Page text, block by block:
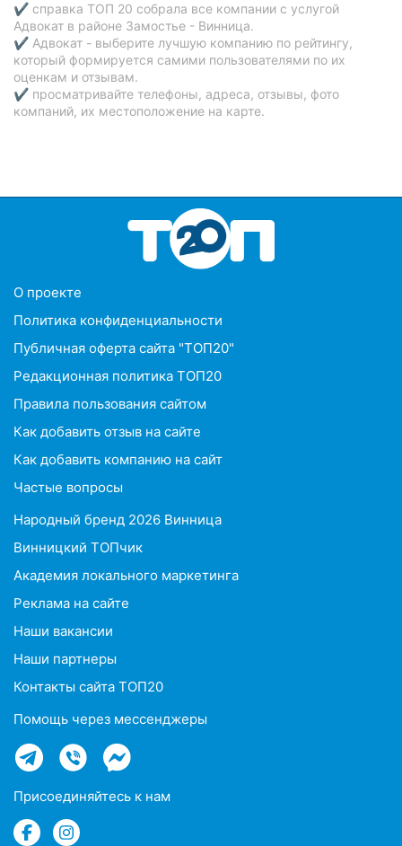
✔ справка ТОП 20 собрала все компании с услугой
Адвокат в районе Замостье - Винница.
✔ Адвокат - выберите лучшую компанию по рейтингу,
который формируется самими пользователями по их
оценкам и отзывам.
✔ просматривайте телефоны, адреса, отзывы, фото
компаний, их местоположение на карте.
O проекте
Политика конфиденциальности
Публичная оферта сайта "ТОП20"
Редакционная политика ТОП20
Правила пользования сайтом
Как добавить отзыв на сайте
Как добавить компанию на сайт
Частые вопросы
Народный бренд 2026 Винница
Винницкий ТОПчик
Академия локального маркетинга
Реклама на сайте
Наши вакансии
Наши партнеры
Контакты сайта ТОП20
Помощь через мессенджеры
Присоединяйтесь к нам